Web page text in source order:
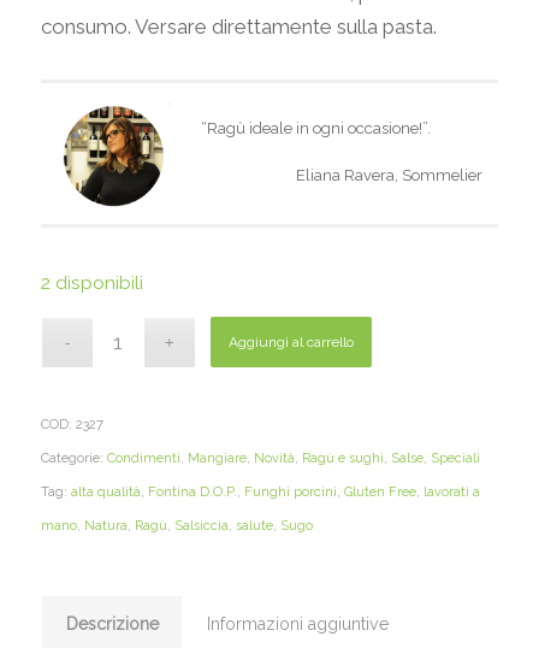
consumo. Versare direttamente sulla pasta.
“Ragù ideale in ogni occasione!”.
Eliana Ravera, Sommelier
2 disponibili
Aggiungi al carrello
COD: 2327
Categorie: Condimenti Mangiare, Novità Ragù e sughi Salse, Speciali
Tag: alta qualità Fontina D.O.P. Funghi porcini Gluten Free, lavorati a
mano, Natura Ragù Salsiccia salute, Sugo
Descrizione Informazioni aggiuntive